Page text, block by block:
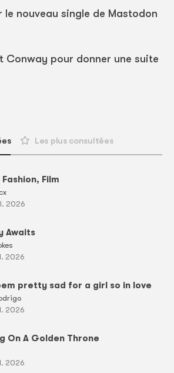
le nouveau single de Mastodon
Conway pour donner une suite
Les plus consultées
Film
2026
Awaits
2026
pretty sad for a girl so in love
2026
On A Golden Throne
2026